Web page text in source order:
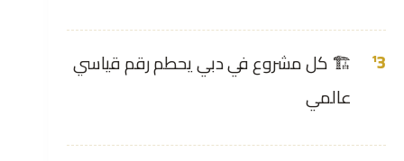
🏗️ كل مشروع في دبي يحطم رقم قياسي
عالمي